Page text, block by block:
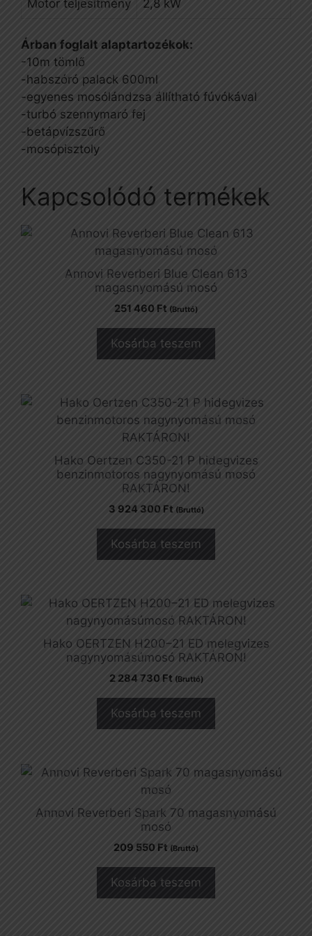
Motor teljesítmény 2,8 kW
Árban foglalt alaptartozékok:
-10m tömlő
-habszóró palack 600ml
-egyenes mosólándzsa állítható fúvókával
-turbó szennymaró fej
-betápvízszűrő
-mosópisztoly
Kapcsolódó termékek
Annovi Reverberi Blue Clean 613
magasnyomású mosó
251 460 Ft (Bruttó)
Kosárba teszem
Hako Oertzen C350-21 P hidegvizes
benzinmotoros nagynyomású mosó
RAKTÁRON!
3 924 300 Ft (Bruttó)
Kosárba teszem
Hako OERTZEN H200–21 ED melegvizes
nagynyomásúmosó RAKTÁRON!
2 284 730 Ft (Bruttó)
Kosárba teszem
Annovi Reverberi Spark 70 magasnyomású
mosó
209 550 Ft (Bruttó)
Kosárba teszem